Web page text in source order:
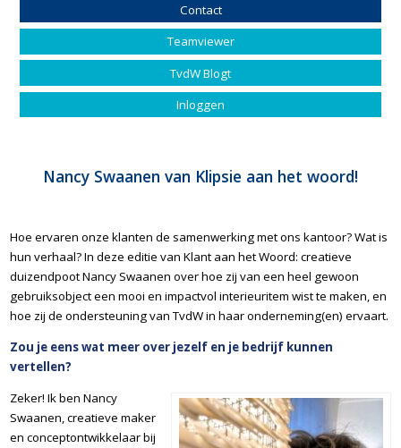
Contact
Teamviewer
TvdW Blogt
Inloggen
Nancy Swaanen van Klipsie aan het woord!
Hoe ervaren onze klanten de samenwerking met ons kantoor? Wat is
hun verhaal? In deze editie van Klant aan het Woord: creatieve
duizendpoot Nancy Swaanen over hoe zij van een heel gewoon
gebruiksobject een mooi en impactvol interieuritem wist te maken, en
hoe zij de ondersteuning van TvdW in haar onderneming(en) ervaart.
Zou je eens wat meer over jezelf en je bedrijf kunnen
vertellen?
Zeker! Ik ben Nancy
Swaanen, creatieve maker
en conceptontwikkelaar bij